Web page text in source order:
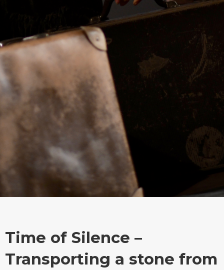
Time of Silence –
Transporting a stone from